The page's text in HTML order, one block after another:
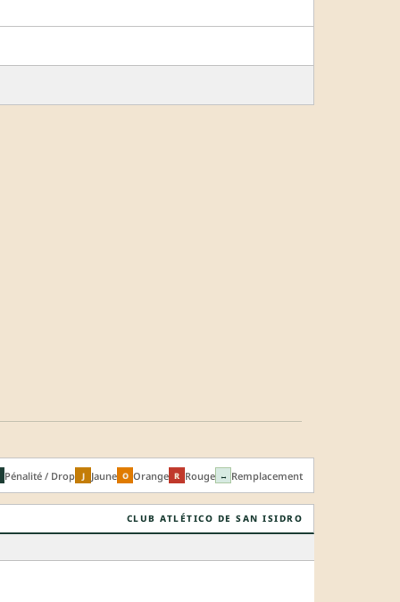
Pénalité / Drop J Jaune O Orange R Rouge ↔ Remplacement
CLUB ATLÉTICO DE SAN ISIDRO